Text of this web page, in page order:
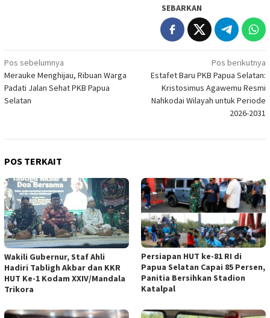
SEBARKAN
Navigasi
pos
Pos sebelumnya
Merauke Menghijau, Ribuan Warga
Padati Jalan Sehat PKB Papua
Selatan
Pos berikutnya
Estafet Baru PKB Papua Selatan:
Kristosimus Agawemu Resmi
Nahkodai Wilayah untuk Periode
2026-2031
POS TERKAIT
Wakili Gubernur, Staf Ahli
Hadiri Tabligh Akbar dan KKR
HUT Ke-1 Kodam XXIV/Mandala
Trikora
Persiapan HUT ke-81 RI di
Papua Selatan Capai 85 Persen,
Panitia Bersihkan Stadion
Katalpal